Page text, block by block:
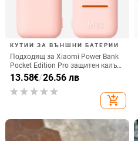
КУТИИ ЗА ВЪНШНИ БАТЕРИИ
Подходящ за Xiaomi Power Bank
Pocket Edition Pro защитен калъф
33W силиконов 10000mA
неплъзгащ се защитен калъф за
Power Bank
13.58€/26.56 лв
add_shopping_cart